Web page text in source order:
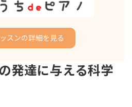
スンの詳細を見る
発達に与える科学